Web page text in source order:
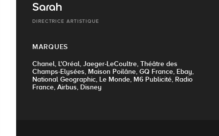
Sarah
DIRECTRICE ARTISTIQUE
MARQUES
Chanel, L'Oréal, Jaeger-LeCoultre, Théâtre des
Champs-Elysées, Maison Poilâne, GQ France, Ebay,
National Geographic, Le Monde, M6 Publicité, Radio
France, Airbus, Disney